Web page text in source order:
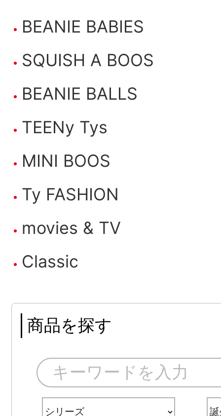
BEANIE BABIES
SQUISH A BOOS
BEANIE BALLS
TEENy Tys
MINI BOOS
Ty FASHION
movies & TV
Classic
商品を探す